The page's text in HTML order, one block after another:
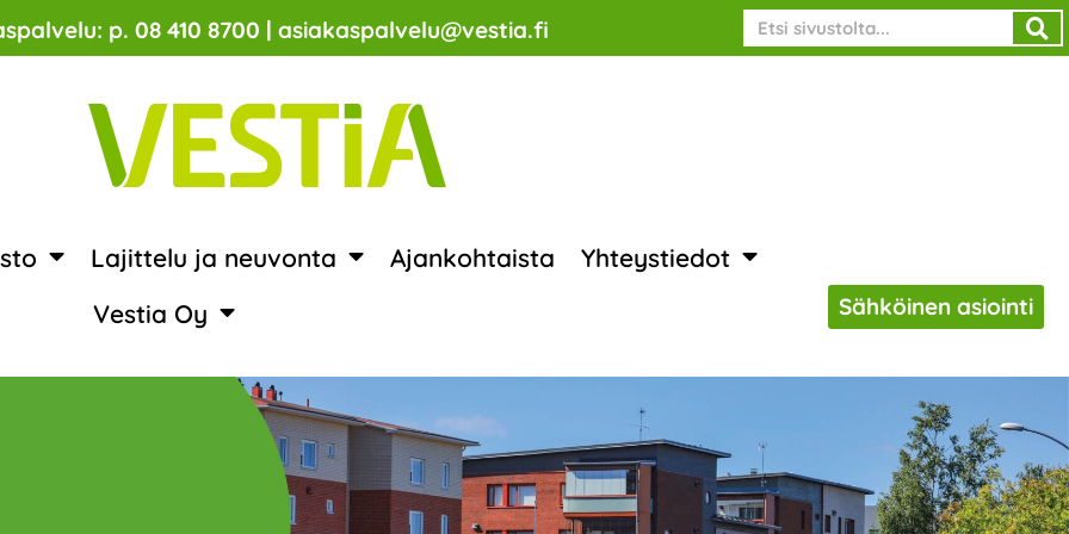
p. 08 410 8700 | asiakaspalvelu@vestia.fi Search
Lajittelu ja neuvonta Ajankohtaista
Yhteystiedot
Vestia Oy
Sähköinen asiointi